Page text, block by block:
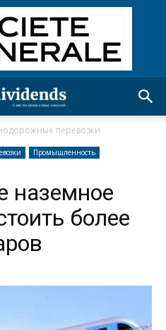
перевозки
Промышленность
наземное
более